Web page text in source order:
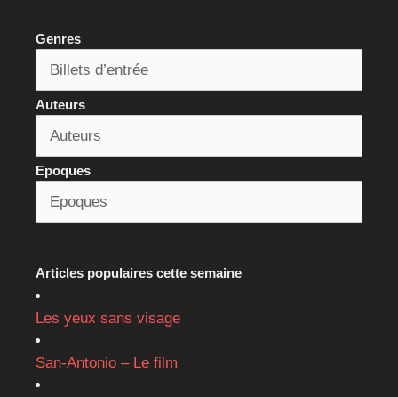
Genres
Auteurs
Epoques
Articles populaires cette semaine
Les yeux sans visage
San-Antonio – Le film